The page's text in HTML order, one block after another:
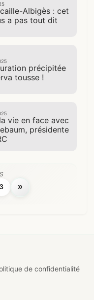
Albigès : cet
a pas tout dit
précipitée
tousse !
vie en face avec
présidente
3 »
de confidentialité